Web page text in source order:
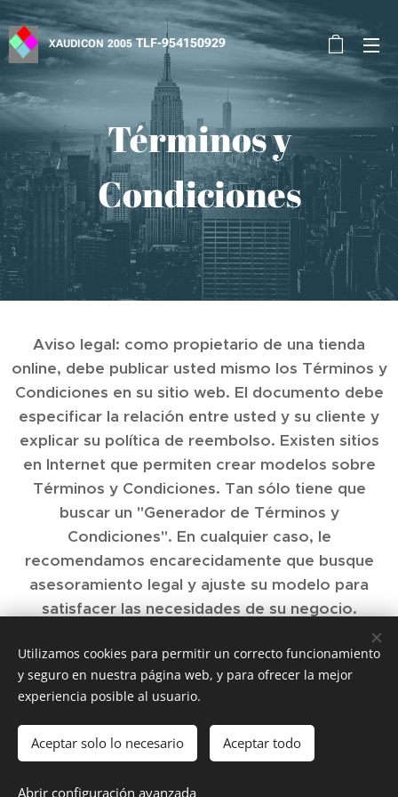
XAUDICON 2005 TLF-954150929
Términos y
Condiciones
Aviso legal: como propietario de una tienda
online, debe publicar usted mismo los Términos y
Condiciones en su sitio web. El documento debe
especificar la relación entre usted y su cliente y
explicar su política de reembolso. Existen sitios
en Internet que permiten crear modelos sobre
Términos y Condiciones. Tan sólo tiene que
buscar un "Generador de Términos y
Condiciones". En cualquier caso, le
recomendamos encarecidamente que busque
asesoramiento legal y ajuste su modelo para
satisfacer las necesidades de su negocio.
XAUDICON 2005 SL ALMACEN C/ALGINET Nº 13 TLF-
EXPOSICION C/ ALGECIRAS Nº 23 TLF- 954028508 41940
TOMARES-SEVILLA
Utilizamos cookies para permitir un correcto funcionamiento
y seguro en nuestra página web, y para ofrecer la mejor
experiencia posible al usuario.
Aceptar solo lo necesario Aceptar todo
Abrir configuración avanzada